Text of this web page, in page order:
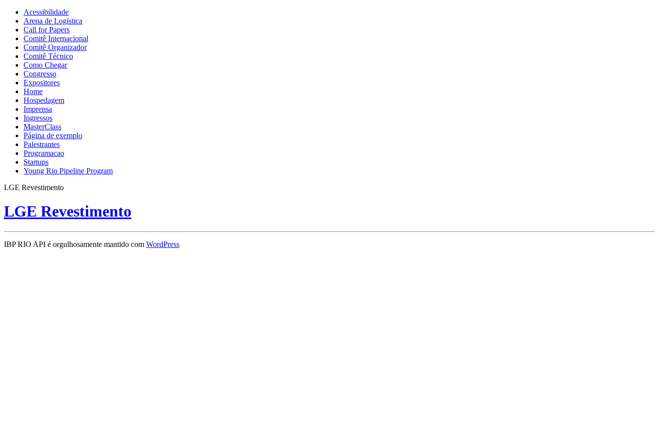
Acessibilidade
Arena de Logística
Call for Papers
Comitê Internacional
Comitê Organizador
Comitê Técnico
Como Chegar
Congresso
Expositores
Home
Hospedagem
Imprensa
Ingressos
MasterClass
Página de exemplo
Palestrantes
Programacao
Startups
Young Rio Pipeline Program
LGE Revestimento
LGE Revestimento
IBP RIO API é orgulhosamente mantido com WordPress